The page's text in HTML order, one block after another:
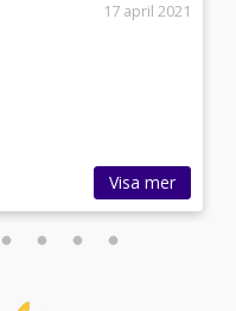
17 april 2021
Visa mer